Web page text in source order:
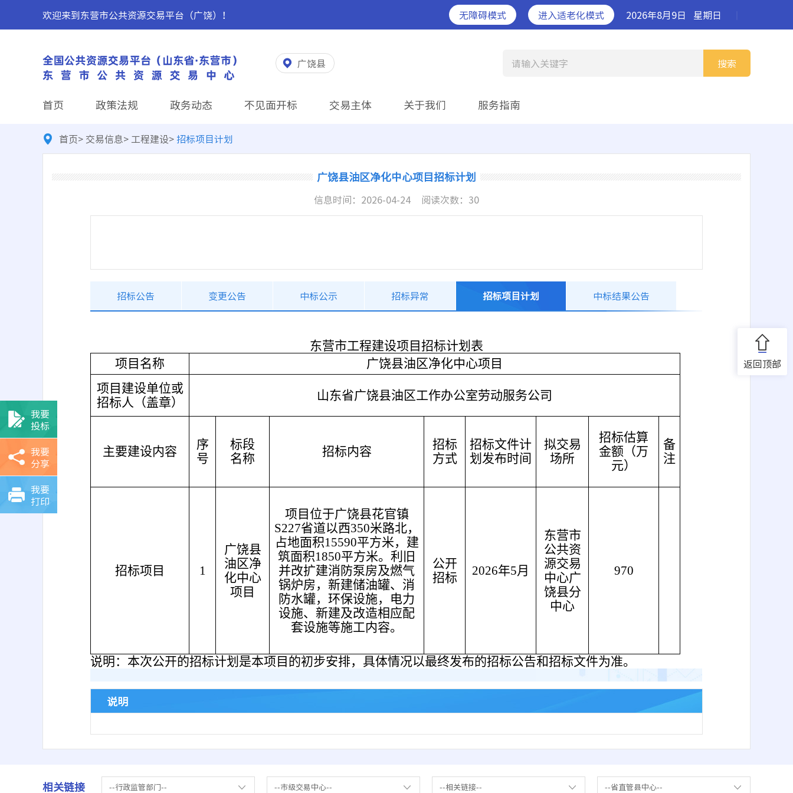
欢迎来到东营市公共资源交易平台（广饶）！ 无障碍模式 进入适老化模式 2026年8月9日 星期日
广饶县 搜索
请输入关键字
首页 政策法规 政务动态 不见面开标 交易主体 关于我们 服务指南
返回顶部
首页> 交易信息> 工程建设>招标项目计划
广饶县油区净化中心项目招标计划
信息时间： 2026-04-24 阅读次数： 30
招标公告 变更公告 中标公示 招标异常 招标项目计划 中标结果公告
东营市工程建设项目招标计划表
项目名称
广饶县油区净化中心项目
项目建设单位或
招标人（盖章）
山东省广饶县油区工作办公室劳动服务公司
主要建设内容
序
号
标段
名称
招标内容
招标
方式
招标文件计
划发布时间
拟交易
场所
招标估算
金额（万
元）
备
注
招标项目 1
广饶县
油区净
化中心
项目
项目位于广饶县花官镇
S227省道以西350米路北，
占地面积15590平方米，建
筑面积1850平方米。利旧
并改扩建消防泵房及燃气
锅炉房，新建储油罐、 消
防水罐，环保设施，电力
设施、新建及改造相应配
套设施等施工内容。
公开
招标
2026年5月
东营市
公共资
源交易
中心广
饶县分
中心
970
说明：本次公开的招标计划是本项目的初步安排，具体情况以最终发布的招标公告和招标文件为准。
说明
我要
投标
我要
分享
我要
打印
相关链接 --行政监管部门-- --市级交易中心-- --相关链接-- --省直管县中心--